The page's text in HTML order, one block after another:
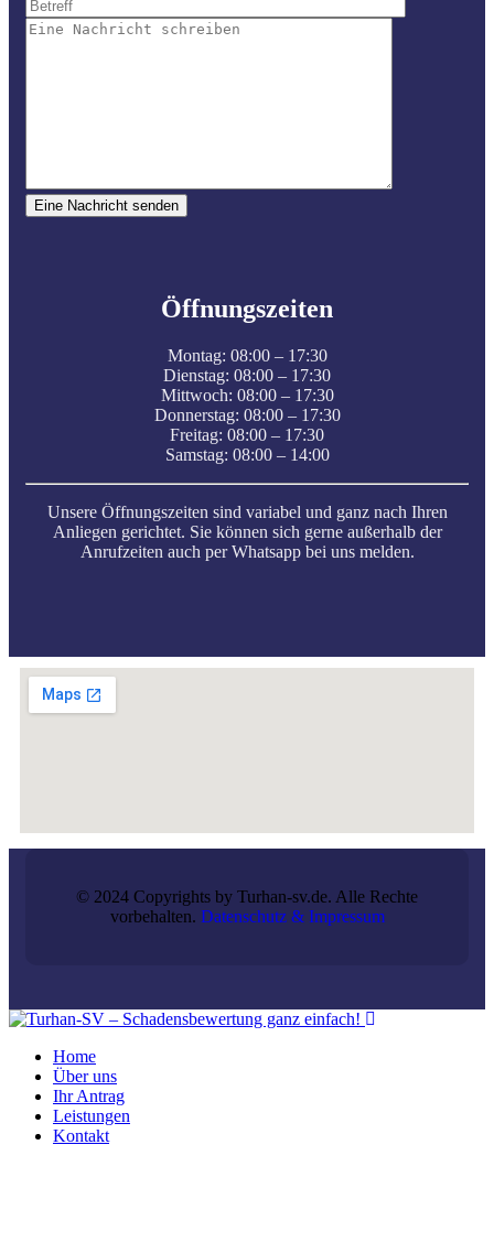
Öffnungszeiten
Montag: 08:00 – 17:30
Dienstag: 08:00 – 17:30
Mittwoch: 08:00 – 17:30
Donnerstag: 08:00 – 17:30
Freitag: 08:00 – 17:30
Samstag: 08:00 – 14:00
Unsere Öffnungszeiten sind variabel und ganz nach Ihren
Anliegen gerichtet. Sie können sich gerne außerhalb der
Anrufzeiten auch per Whatsapp bei uns melden.
© 2024 Copyrights by Turhan-sv.de. Alle Rechte
vorbehalten. Datenschutz & Impressum
Home
Über uns
Ihr Antrag
Leistungen
Kontakt